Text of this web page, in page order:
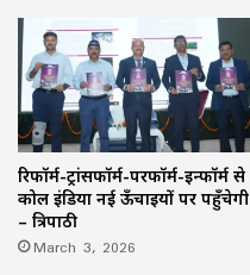
रिफॉर्म-ट्रांसफॉर्म-परफॉर्म-इन्फॉर्म से
कोल इंडिया नई ऊँचाइयों पर पहुँचेगी
– त्रिपाठी
March 3, 2026